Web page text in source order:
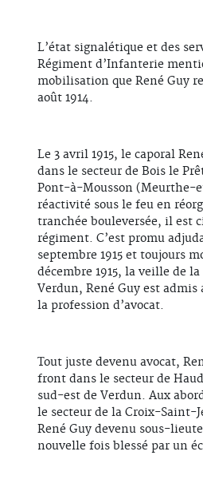
L’état signalétique et des
Régiment d’Infanterie
mobilisation que René Guy
août 1914.
Le 3 avril 1915, le caporal
dans le secteur de Bois le
Pont-à-Mousson (Meurthe-
réactivité sous le feu en
tranchée bouleversée, il est
régiment. C’est promu
septembre 1915 et toujours
décembre 1915, la veille de
Verdun, René Guy est admis
la profession d’avocat.
Tout juste devenu avocat,
front dans le secteur de
sud-est de Verdun. Aux
le secteur de la Croix-Saint-
René Guy devenu sous-
nouvelle fois blessé par un